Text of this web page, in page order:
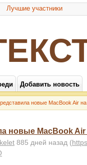
Лучшие участники
Добавить новость
новые MacBook Air
новые MacBook Air
885 дней назад (